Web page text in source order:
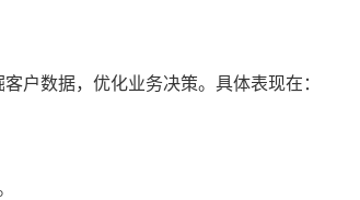
户数据，优化业务决策。具体表现在：